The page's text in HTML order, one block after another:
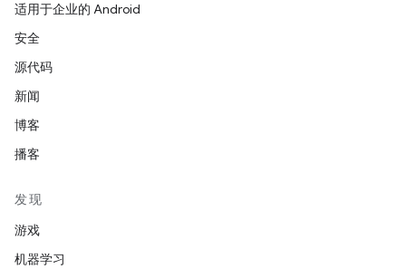
适用于企业的 Android
安全
源代码
新闻
博客
播客
发现
游戏
机器学习